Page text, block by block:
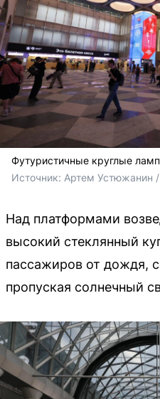
Футуристичные круглые
Источник: Артем Устюжанин /
Над платформами
высокий стеклянный
пассажиров от дождя,
пропуская солнечный